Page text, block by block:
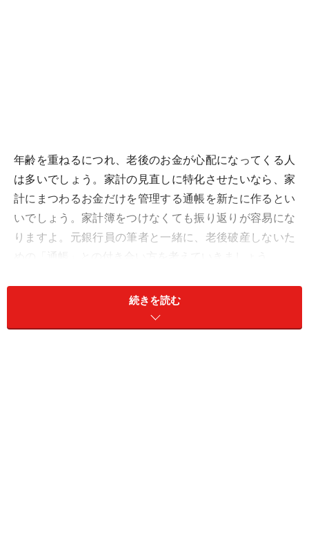
年齢を重ねるにつれ、老後のお金が心配になってくる人
は多いでしょう。家計の見直しに特化させたいなら、家
計にまつわるお金だけを管理する通帳を新たに作るとい
いでしょう。家計簿をつけなくても振り返りが容易にな
りますよ。元銀行員の筆者と一緒に、老後破産しないた
めの「通帳」との付き合い方を考えていきましょう。
通帳はお金の流れを確認するためのツール
通帳は単にお金がどこから入金されて、どこへ支払った
続きを読む